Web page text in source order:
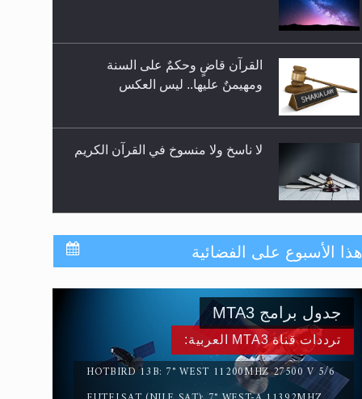
للوضوء وهل يُسمح الصلاة بها؟
القرآن قاضٍ وحكمٌ على السنة
ومهيمنٌ عليها.. ليس العكس
لا ناسخ ولا منسوخ في القرآن الكريم
المفهوم الحقيقي للجهاد الإسلامي..
سورة التكوير تُنبئ بزمن بعثة المسيح
الموعود عليه السلام
هذا الأسبوع على الفضائية
ترددات قناة MTA3 العربية:
HOTBIRD 13B: 7° WEST 11200MHZ 27500 V 5/6
جدول برامج MTA3